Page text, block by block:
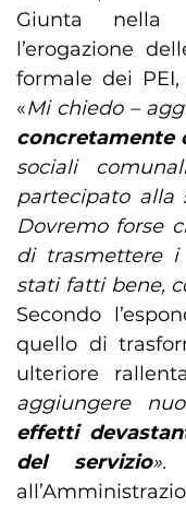
Giunta nella
l’erogazione
formale dei
«Mi chiedo –
concretamente
sociali
partecipato alla
Dovremo forse
di trasmettere i
stati fatti bene,
Secondo
quello di
ulteriore
aggiungere
effetti
del servizio».